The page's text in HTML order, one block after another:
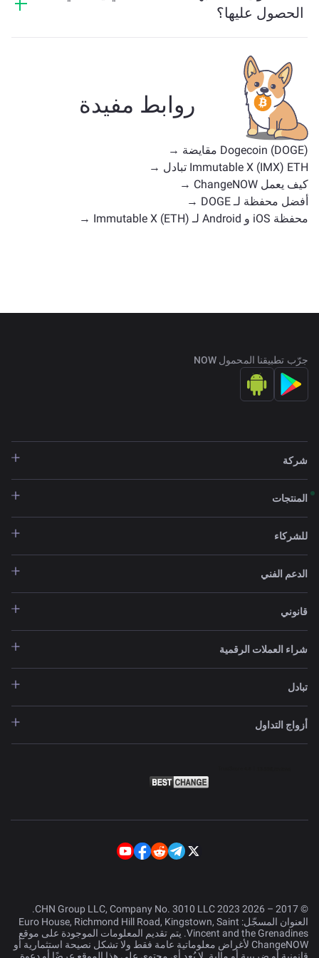
الحصول عليها؟
عملة مستقرة، رمزًا مرفقًا، عملة حوكمة، أو أي نوع آخر.
تشمل البدائل الشائعة عملات رقمية أخرى ذات حالات
استخدام أو مواقع سوق مماثلة. تحقق من جميع الأصول
المتاحة للتبادل على
الصفحة الرئيسية للتبادلروابط مفيدة
Dogecoin (DOGE) مقايضة →
Immutable X (IMX) ETH تبادل →
كيف يعمل ChangeNOW →
أفضل محفظة لـ DOGE →
محفظة iOS و Android لـ Immutable X (ETH) →
جرّب تطبيقنا المحمول NOW
شركة
المنتجات
للشركاء
الدعم الفني
قانوني
شراء العملات الرقمية
تبادل
أزواج التداول
© 2017 – 2026 CHN Group LLC, Company No. 3010 LLC 2023.
العنوان المسجّل: Euro House, Richmond Hill Road, Kingstown, Saint
Vincent and the Grenadines. يتم تقديم المعلومات الموجودة على موقع
ChangeNOW لأغراض معلوماتية عامة فقط ولا تشكل نصيحة استثمارية أو